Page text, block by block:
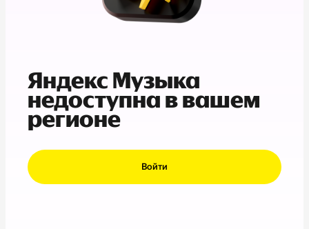
Яндекс Музыка
недоступна в вашем
регионе
Войти